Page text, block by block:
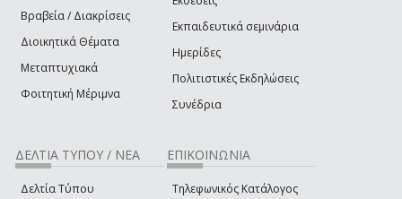
Βραβεία / Διακρίσεις
Διοικητικά Θέματα
Μεταπτυχιακά
Φοιτητική Μέριμνα
Εκπαιδευτικά σεμινάρια
Ημερίδες
Πολιτιστικές Εκδηλώσεις
Συνέδρια
ΔΕΛΤΙΑ ΤΥΠΟΥ / ΝΕΑ
Δελτία Τύπου
ΕΠΙΚΟΙΝΩΝΙΑ
Τηλεφωνικός Κατάλογος